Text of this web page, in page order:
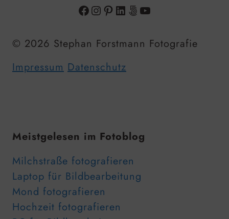
Facebook
Instagram
Pinterest
LinkedIn
500px
YouTube
© 2026 Stephan Forstmann Fotografie
Impressum Datenschutz
Meistgelesen im Fotoblog
Milchstraße fotografieren
Laptop für Bildbearbeitung
Mond fotografieren
Hochzeit fotografieren